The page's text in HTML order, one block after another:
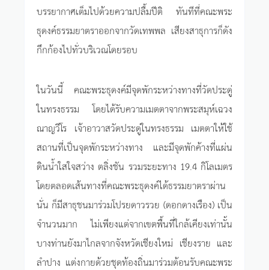
บรรยากาศเต็มไปด้วยความปลื้มปีติ ทันทีที่คณะพระ
ธุดงค์ธรรมยาตราออกจากวัดเทพพล เสียงสาธุการก็ดัง
กึกก้องไปทั่วบริเวณโดยรอบ
ในวันนี้ คณะพระธุดงค์มีจุดพักระหว่างทางที่วัดประดู่
ในทรงธรรม โดยได้รับความเมตตาจากพระสมุห์เฉวง
ณาญวีโร เจ้าอาวาสวัดประดู่ในทรงธรรม เมตตาให้ใช้
สถานที่เป็นจุดพักระหว่างทาง และมีจุดพักค้างที่แผ่น
ดินน้ำใสใจสว่าง ตลิ่งชัน รวมระยะทาง 19.4 กิโลเมตร
โดยตลอดเส้นทางที่คณะพระธุดงค์ได้ธรรมยาตราผ่าน
นั่น ก็มีสาธุชนมาร่วมโปรยดาวรวย (ดอกดางเรือง) เป็น
จำนวนมาก ไม่เพียงแต่จากเขตพื้นที่ใกล้เคียงเท่านั้น
บางท่านยังมาไกลจากจังหวัดเชียงใหม่ เชียงราย และ
ลำปาง แต่งกายด้วยชุดท้องถิ่นมาร่วมต้อนรับคณะพระ